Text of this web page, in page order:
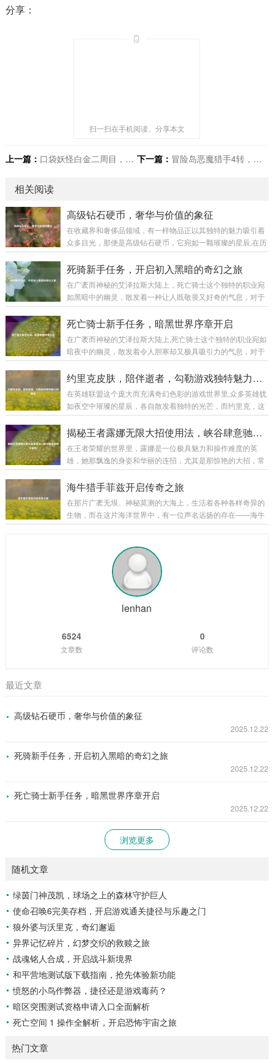
分享：
扫一扫在手机阅读、分享本文
上一篇： 口袋妖怪白金二周目，全新冒险起航 下一篇： 冒险岛恶魔猎手4转，开启强者新征程
相关阅读
高级钻石硬币，奢华与价值的象征
在收藏界和奢侈品领域，有一样物品正以其独特的魅力吸引着
众多目光，那便是高级钻石硬币，它宛如一颗璀璨的星辰,在历
史与现代的交织中散发着迷人的光芒。 高级钻石硬币并非普通
的货币，它是艺术与工艺的完美融合，从外观上看，每一枚高
级钻石硬币都像是一件精心雕琢的艺术品，硬币的主体部分通
常由高品质的贵金属制成，如黄金、白银等，这些金属本身就
具有极高的价值和质感，它们的表面被工匠们运用精妙的工艺
又或许是镜面般的光洁,反射出耀眼的光芒。...
死骑新手任务，开启初入黑暗的奇幻之旅
在广袤而神秘的艾泽拉斯大陆上，死亡骑士这个独特的职业宛
如黑暗中的幽灵，散发着一种让人既敬畏又好奇的气息，对于
每一个初入这个职业世界的新手来说，死骑新手任务就像是一
把钥匙,开启了一段充满挑战与惊喜的奇幻之旅。 当你创建一个
死亡骑士角色，从冰封王座的阴影中苏醒的那一刻起，新手任
务便正式拉开了帷幕，首先映入眼帘的是那阴森恐怖的场景，
周围弥漫着冰冷的雾气，荒芜的大地，残败的建筑，仿佛都在
入了一个与其他职业截然不同的世界。 第...
死亡骑士新手任务，暗黑世界序章开启
在广袤而神秘的艾泽拉斯大陆上,死亡骑士这个独特的职业宛如
暗夜中的幽灵，散发着令人胆寒却又极具吸引力的气息，对于
新手玩家来说，死亡骑士的新手任务线就像是一扇通往黑暗力
量世界的大门，引领着他们开启一段充满奇幻与挑战的旅程。
当玩家创建死亡骑士角色后,首先会置身于一个阴森恐怖的场景
之中，这里弥漫着腐臭的气息，灰暗的天空下是一片荒芜的焦
土，残垣断壁间不时有幽灵般的生物飘荡而过，新手任务就在
更是一次深入了解死亡骑士背景故事和职业特...
约里克皮肤，陪伴逝者，勾勒游戏独特魅力风景线
在英雄联盟这个庞大而充满奇幻色彩的游戏世界里,众多英雄犹
如夜空中璀璨的星辰，各自散发着独特的光芒，而约里克，这
位守墓人英雄，以其神秘、暗黑的风格吸引了不少玩家的目
光，他的那些精美皮肤更是在游戏中为玩家带来了别样的体
验。 约里克的原始皮肤自带一种阴森的气息,他身着黑色的长
袍，头戴破旧的帽子，手中那巨大的墓园铲仿佛能轻易地掘开
坟墓，召唤出墓穴中的亡魂，他的技能特效也与整体风格相契
意穿梭，为他的战斗增添了一份恐怖与神秘，原始皮...
揭秘王者露娜无限大招使用法，峡谷肆意驰骋不是梦！
在王者荣耀的世界里，露娜是一位极具魅力和操作难度的英
雄，她那飘逸的身姿和华丽的连招，尤其是那惊艳的大招，常
常能在团战中创造出以少胜多的奇迹，要想熟练掌握露娜的大
招无限使用，并非易事，下面,就让我们一起来揭开其中的奥
秘。 理解露娜大招机制 露娜的大招“新月突击”，是她核心的技
能，该技能能让露娜向指定目标发起突击，造成法术伤害，在
释放大招后的一段时间内，如果露娜命中了敌方英雄、野怪或
的基础，只要露娜在大招的冷却时间内，能够...
海牛猎手菲兹开启传奇之旅
在那片广袤无垠、神秘莫测的大海上，生活着各种各样奇异的
生物，而在这片海洋世界中，有一位声名远扬的存在——海牛
猎手菲兹。 菲兹是一个身材矫健、眼神锐利的年轻猎手，他自
敬畏，他常常听村里的老人们讲述着大海里那些神奇生物的故
事，其中海牛的传说最让他着迷，海牛，这种体型庞大却性情
温和的生物，在大海的深处悠然生活，它们的肉据说美味无
比，它们的皮更是有着极高的价值，菲兹在心中暗暗立下了成
为一名出色海牛猎手的志向。 随着时间的推移,...
lenhan
6524
文章数
0
评论数
最近文章
高级钻石硬币，奢华与价值的象征
2025.12.22
死骑新手任务，开启初入黑暗的奇幻之旅
2025.12.22
死亡骑士新手任务，暗黑世界序章开启
2025.12.22
浏览更多
随机文章
绿茵门神茂凯，球场之上的森林守护巨人
使命召唤6完美存档，开启游戏通关捷径与乐趣之门
狼外婆与沃里克，奇幻邂逅
异界记忆碎片，幻梦交织的救赎之旅
战魂铭人合成，开启战斗新境界
和平营地测试版下载指南，抢先体验新功能
愤怒的小鸟作弊器，捷径还是游戏毒药？
暗区突围测试资格申请入口全面解析
死亡空间 1 操作全解析，开启恐怖宇宙之旅
热门文章